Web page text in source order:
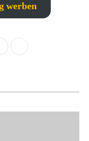
werben